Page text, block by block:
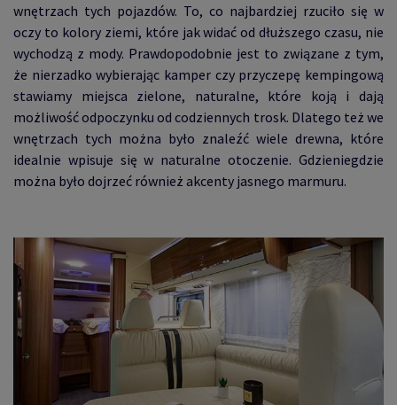
wnętrzach tych pojazdów. To, co najbardziej rzuciło się w
oczy to kolory ziemi, które jak widać od dłuższego czasu, nie
wychodzą z mody. Prawdopodobnie jest to związane z tym,
że nierzadko wybierając kamper czy przyczepę kempingową
stawiamy miejsca zielone, naturalne, które koją i dają
możliwość odpoczynku od codziennych trosk. Dlatego też we
wnętrzach tych można było znaleźć wiele drewna, które
idealnie wpisuje się w naturalne otoczenie. Gdzieniegdzie
można było dojrzeć również akcenty jasnego marmuru.